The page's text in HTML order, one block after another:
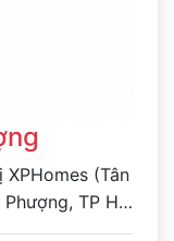
(Tân
TP Hà